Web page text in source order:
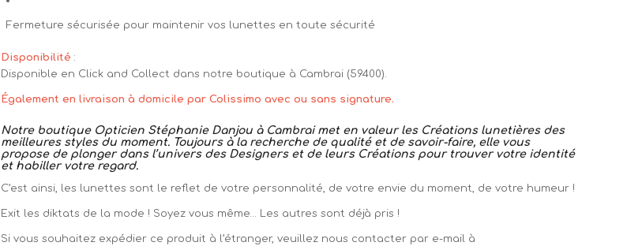
Fermeture sécurisée pour maintenir vos lunettes en toute sécurité
Disponibilité :
Disponible en Click and Collect dans notre boutique à Cambrai (59400).
Également en livraison à domicile par Colissimo avec ou sans signature.
Notre boutique Opticien Stéphanie Danjou à Cambrai met en valeur les Créations lunetières des
meilleures styles du moment. Toujours à la recherche de qualité et de savoir-faire, elle vous
propose de plonger dans l’univers des Designers et de leurs Créations pour trouver votre identité
et habiller votre regard.
C’est ainsi, les lunettes sont le reflet de votre personnalité, de votre envie du moment, de votre humeur !
Exit les diktats de la mode ! Soyez vous même… Les autres sont déjà pris !
Si vous souhaitez expédier ce produit à l’étranger, veuillez nous contacter par e-mail à